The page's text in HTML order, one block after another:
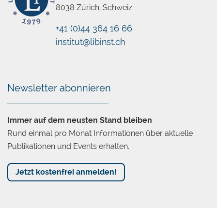
8038 Zürich, Schweiz
+41 (0)44 364 16 66
institut@libinst.ch
Newsletter abonnieren
Immer auf dem neusten Stand bleiben
Rund einmal pro Monat Informationen über aktuelle
Publikationen und Events erhalten.
Jetzt kostenfrei anmelden!